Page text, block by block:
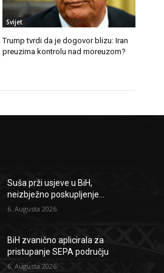
Svijet
Trump tvrdi da je dogovor blizu: Iran
preuzima kontrolu nad moreuzom?
Suša prži usjeve u BiH,
neizbježno poskupljenje...
6. Augusta 2026.
BiH zvanično aplicirala za
pristupanje SEPA području
6. Augusta 2026.